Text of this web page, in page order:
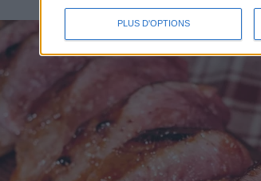
PLUS D'OPTIONS